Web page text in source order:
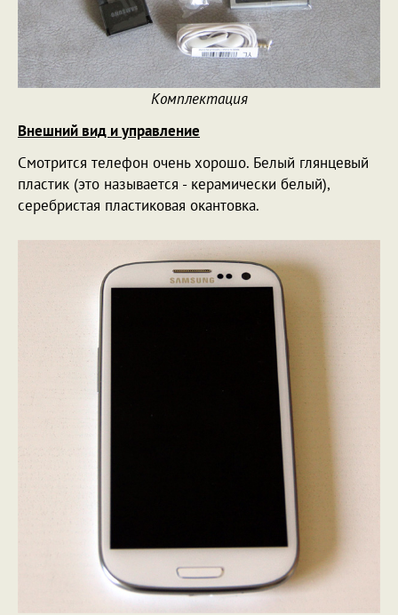
Комплектация
Внешний вид и управление
Смотрится телефон очень хорошо. Белый глянцевый
пластик (это называется - керамически белый),
серебристая пластиковая окантовка.